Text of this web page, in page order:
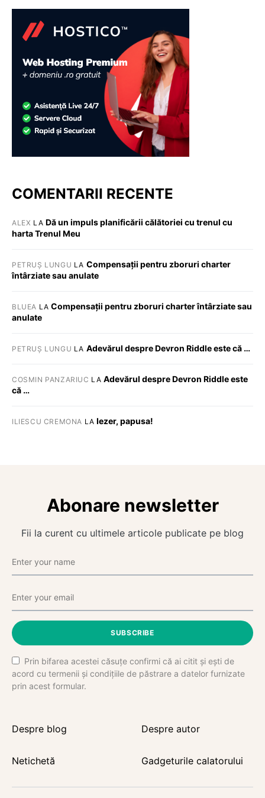
COMENTARII RECENTE
ALEX LA Dă un impuls planificării călătoriei cu trenul cu
harta Trenul Meu
PETRUȘ LUNGU LA Compensații pentru zboruri charter
întârziate sau anulate
BLUEA LACompensații pentru zboruri charter întârziate sau
anulate
PETRUȘ LUNGU LA Adevărul despre Devron Riddle este că …
COSMIN PANZARIUC LA Adevărul despre Devron Riddle este
că …
ILIESCU CREMONA LA Iezer, papusa!
Abonare newsletter
Fii la curent cu ultimele articole publicate pe blog
SUBSCRIBE
Prin bifarea acestei căsuțe confirmi că ai citit și ești de
acord cu termenii și condițiile de păstrare a datelor furnizate
prin acest formular.
Despre blog Despre autor
Netichetă Gadgeturile calatorului